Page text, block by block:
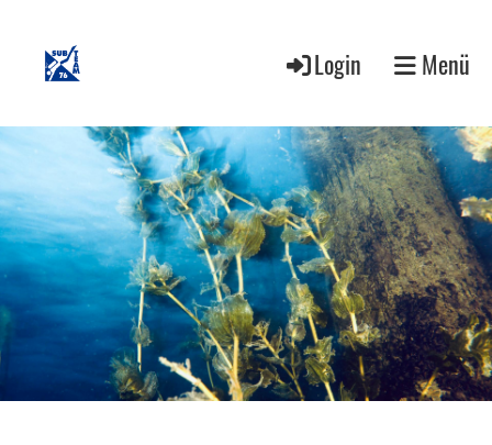
Login Menü